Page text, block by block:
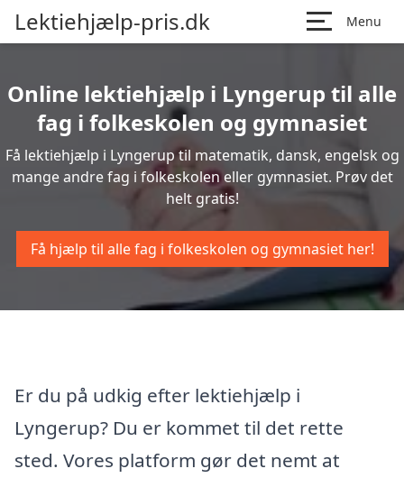
Lektiehjælp-pris.dk Menu
Online lektiehjælp i Lyngerup til alle
fag i folkeskolen og gymnasiet
Få lektiehjælp i Lyngerup til matematik, dansk, engelsk og
mange andre fag i folkeskolen eller gymnasiet. Prøv det
helt gratis!
Få hjælp til alle fag i folkeskolen og gymnasiet her!
Er du på udkig efter lektiehjælp i
Lyngerup? Du er kommet til det rette
sted. Vores platform gør det nemt at